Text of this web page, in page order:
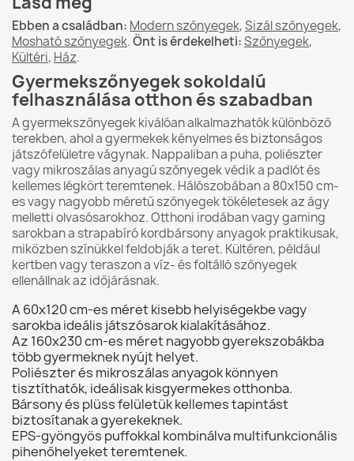
Ebben a családban: Modern szőnyegek,Sizál szőnyegek,
Mosható szőnyegek.Önt is érdekelheti:Szőnyegek,
Kültéri, Ház.
Gyermekszőnyegek sokoldalú
felhasználása otthon és szabadban
A gyermekszőnyegek kiválóan alkalmazhatók különböző
terekben, ahol a gyermekek kényelmes és biztonságos
játszófelületre vágynak. Nappaliban a puha, poliészter
vagy mikroszálas anyagú szőnyegek védik a padlót és
kellemes légkört teremtenek. Hálószobában a 80x150 cm-
es vagy nagyobb méretű szőnyegek tökéletesek az ágy
melletti olvasósarokhoz. Otthoni irodában vagy gaming
sarokban a strapabíró kordbársony anyagok praktikusak,
miközben színükkel feldobják a teret. Kültéren, például
kertben vagy teraszon a víz- és foltálló szőnyegek
ellenállnak az időjárásnak.
A 60x120 cm-es méret kisebb helyiségekbe vagy
sarokba ideális játszósarok kialakításához.
Az 160x230 cm-es méret nagyobb gyerekszobákba
több gyermeknek nyújt helyet.
Poliészter és mikroszálas anyagok könnyen
tisztíthatók, ideálisak kisgyermekes otthonba.
Bársony és plüss felületük kellemes tapintást
biztosítanak a gyerekeknek.
EPS-gyöngyös puffokkal kombinálva multifunkcionális
pihenőhelyeket teremtenek.